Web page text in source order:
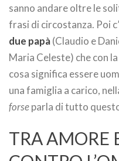
sanno andare oltre le
frasi di circostanza. Poi
due papà(Claudio e
Maria Celeste) che con
cosa significa essere
una famiglia a carico,
forseparla di tutto
TRA AMORE